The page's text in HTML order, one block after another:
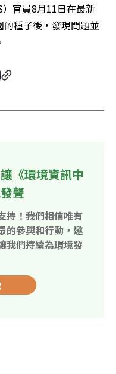
官員8月11日在最新
種子後，發現問題並
《環境資訊中
聲
持！我們相信唯有
的參與和行動，邀
我們持續為環境發